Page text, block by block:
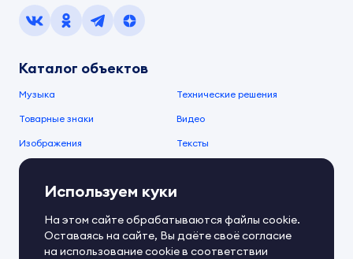
Каталог объектов
Музыка Технические решения
Товарные знаки Видео
Изображения Тексты
О компании
О сервисе
Документы IPEX Справочный центр
Контакты Обратная связь
Используем куки
На этом сайте обрабатываются файлы cookie.
Оставаясь на сайте, Вы даёте своё согласие
на использование cookie в соответствии